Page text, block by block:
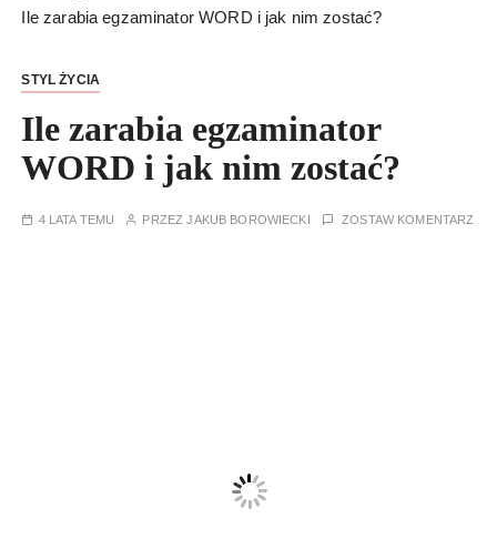
Ile zarabia egzaminator WORD i jak nim zostać?
STYL ŻYCIA
Ile zarabia egzaminator
WORD i jak nim zostać?
4 LATA TEMU PRZEZJAKUB BOROWIECKI ZOSTAW KOMENTARZ